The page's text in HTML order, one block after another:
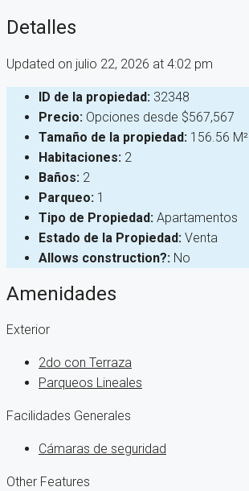
Detalles
Updated on julio 22, 2026 at 4:02 pm
ID de la propiedad: 32348
Precio: Opciones desde $567,567
Tamaño de la propiedad: 156.56 M²
Habitaciones: 2
Baños: 2
Parqueo: 1
Tipo de Propiedad: Apartamentos
Estado de la Propiedad: Venta
Allows construction?: No
Amenidades
Exterior
2do con Terraza
Parqueos Lineales
Facilidades Generales
Cámaras de seguridad
Other Features